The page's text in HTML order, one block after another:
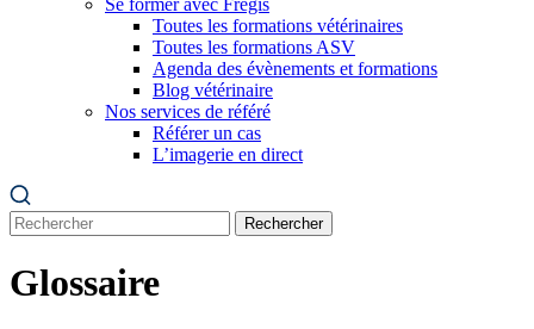
Se former avec Frégis
Toutes les formations vétérinaires
Toutes les formations ASV
Agenda des évènements et formations
Blog vétérinaire
Nos services de référé
Référer un cas
L’imagerie en direct
Rechercher
Glossaire